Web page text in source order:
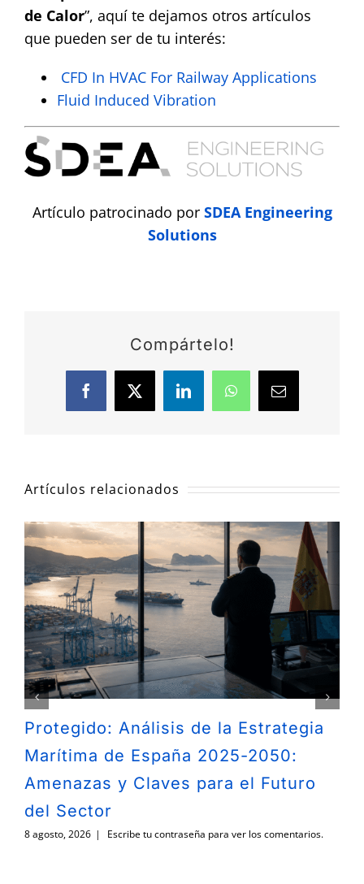
de Calor”, aquí te dejamos otros artículos
que pueden ser de tu interés:
CFD In HVAC For Railway Applications
Fluid Induced Vibration
Artículo patrocinado porSDEA Engineering
Solutions
Compártelo!
Facebook
X LinkedInWhatsAppCorreo
electrónico
Artículos relacionados
Protegido: Análisis de la Estrategia
Marítima de España 2025-2050:
Amenazas y Claves para el Futuro
del Sector
8 agosto, 2026 | Escribe tu contraseña para ver los comentarios.